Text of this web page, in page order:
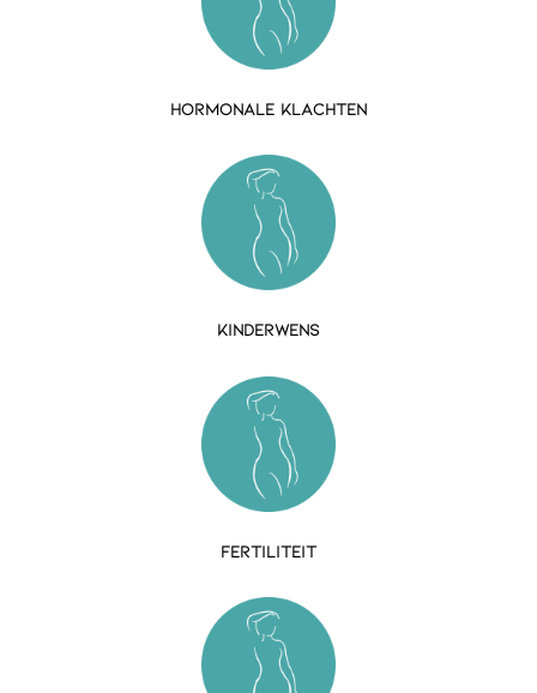
hormonale klachten
kinderwens
Fertiliteit